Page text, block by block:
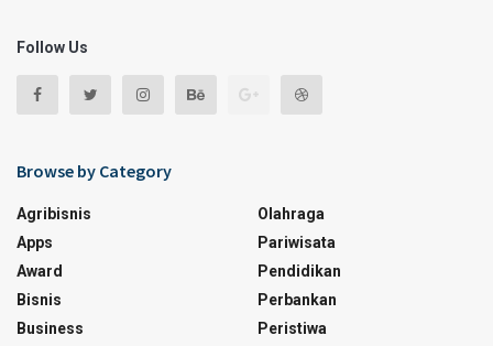
Follow Us
Browse by Category
Agribisnis
Apps
Award
Bisnis
Business
Olahraga
Pariwisata
Pendidikan
Perbankan
Peristiwa